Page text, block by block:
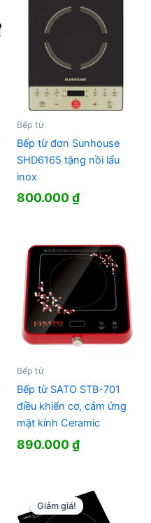
Bếp từ
Bếp từ đơn Sunhouse
SHD6165 tặng nồi lẩu
inox
800.000₫
Bếp từ
Bếp từ SATO STB-701
điều khiển cơ, cảm ứng
mặt kính Ceramic
890.000₫
Giảm giá!
Giảm giá!